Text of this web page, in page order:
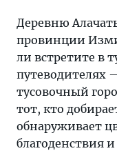
Деревню
провинции
ли встретите в
путеводителях
тусовочный
тот, кто
обнаруживает
благоденствия